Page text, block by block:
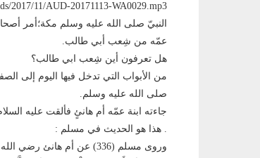
النبيّ صلى الله عليه وسلم مكة؛أمر
عمّه من شِعب أبي طالب.
هل تعرفون أين شِعب ابي طالب؟
من الأبواب التي تدخل فيها اليوم إلى
صلى الله عليه وسلم.
جاءته ابنة عمّه أم هانئٍ فألقت عليه
. هذا هو الحديث في مسلم :
وروى مسلم (336) عن أم